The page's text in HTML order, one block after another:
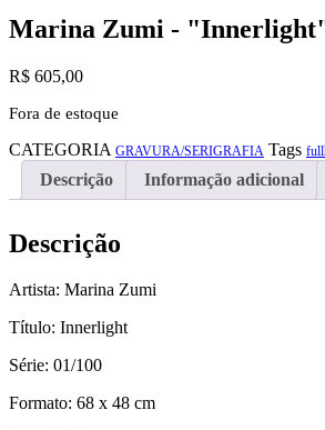
Marina Zumi -
R$ 605,00
Fora de estoque
CATEGORIA GRAVURA/SERIGRAFIA Tags
Descrição Informação adicional
Descrição
Artista: Marina Zumi
Título: Innerlight
Série: 01/100
Formato: 68 x 48 cm